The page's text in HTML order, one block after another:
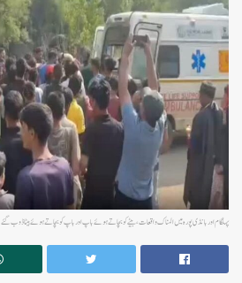
پہلگام اور بانڈی پورہ میں المناک واقعات، بیٹے کو بچاتے ہوئے باپ اور باپ کو بچاتے ہوئے بیٹا ڈوب گئے